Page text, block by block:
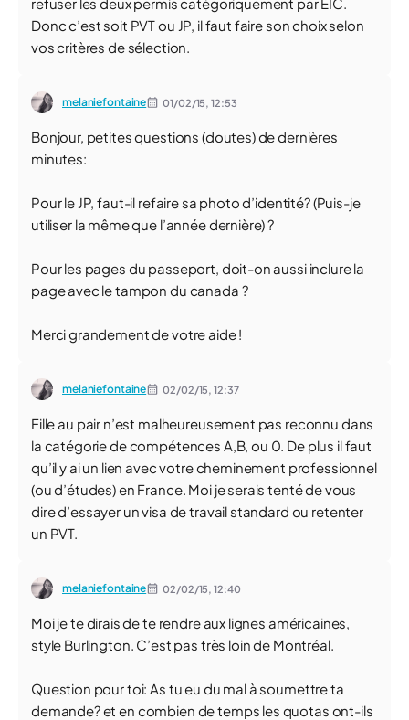
Donc c’est soit PVT ou JP, il faut faire son choix selon
vos critères de sélection.
melaniefontaine 01/02/15,12:53
Bonjour, petites questions (doutes) de dernières
minutes:
Pour le JP, faut-il refaire sa photo d’identité? (Puis-je
utiliser la même que l’année dernière) ?
Pour les pages du passeport, doit-on aussi inclure la
page avec le tampon du canada ?
Merci grandement de votre aide !
melaniefontaine 02/02/15,12:37
Fille au pair n’est malheureusement pas reconnu dans
la catégorie de compétences A,B, ou 0. De plus il faut
qu’il y ai un lien avec votre cheminement professionnel
(ou d’études) en France. Moi je serais tenté de vous
dire d’essayer un visa de travail standard ou retenter
un PVT.
melaniefontaine 02/02/15,12:40
Moi je te dirais de te rendre aux lignes américaines,
style Burlington. C’est pas très loin de Montréal.
Question pour toi: As tu eu du mal à soumettre ta
demande? et en combien de temps les quotas ont-ils